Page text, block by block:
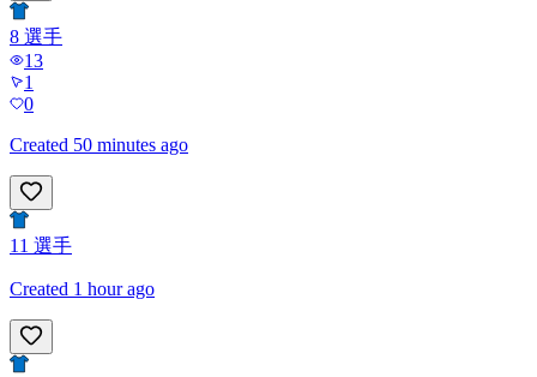
8 選手
13
1
0
Created 50 minutes ago
11 選手
Created 1 hour ago